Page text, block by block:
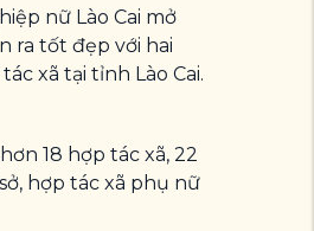
nữ Lào Cai mở
ra tốt đẹp với hai
xã tại tỉnh Lào Cai.
18 hợp tác xã, 22
hợp tác xã phụ nữ